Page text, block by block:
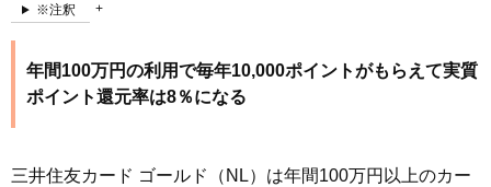
※注釈
年間100万円の利用で毎年10,000ポイントがもらえて実質
ポイント還元率は8％になる
三井住友カード ゴールド（NL）は年間100万円以上のカー